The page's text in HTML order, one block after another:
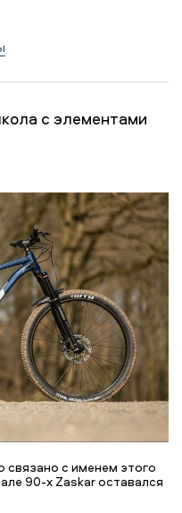
с элементами
связано с именем этого
90-х Zaskar оставался